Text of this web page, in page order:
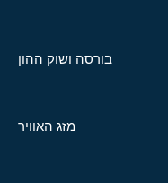
בורסה ושוק ההון
מזג האוויר